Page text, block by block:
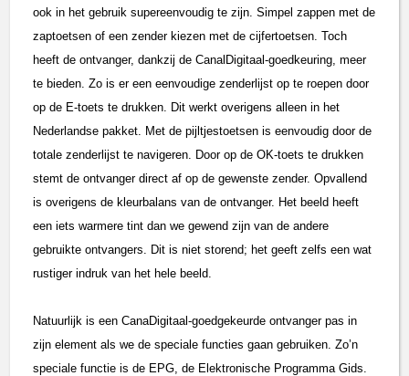
ook in het gebruik supereenvoudig te zijn. Simpel zappen met de
zaptoetsen of een zender kiezen met de cijfertoetsen. Toch
heeft de ontvanger, dankzij de CanalDigitaal-goedkeuring, meer
te bieden. Zo is er een eenvoudige zenderlijst op te roepen door
op de E-toets te drukken. Dit werkt overigens alleen in het
Nederlandse pakket. Met de pijltjestoetsen is eenvoudig door de
totale zenderlijst te navigeren. Door op de OK-toets te drukken
stemt de ontvanger direct af op de gewenste zender. Opvallend
is overigens de kleurbalans van de ontvanger. Het beeld heeft
een iets warmere tint dan we gewend zijn van de andere
gebruikte ontvangers. Dit is niet storend; het geeft zelfs een wat
rustiger indruk van het hele beeld.
Natuurlijk is een CanaDigitaal-goedgekeurde ontvanger pas in
zijn element als we de speciale functies gaan gebruiken. Zo’n
speciale functie is de EPG, de Elektronische Programma Gids.